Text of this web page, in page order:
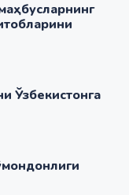
Ўзбекистонга